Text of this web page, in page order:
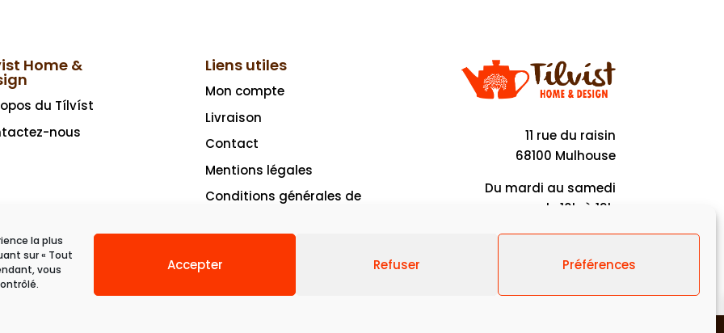
la plus
sur « Tout
vous
Accepter Refuser Préférences
Home &
du Tílvíst
nous
Liens utiles
Mon compte
Livraison
Contact
Mentions légales
Conditions générales de
11 rue du raisin
68100 Mulhouse
Du mardi au samedi
de 10h à 19h